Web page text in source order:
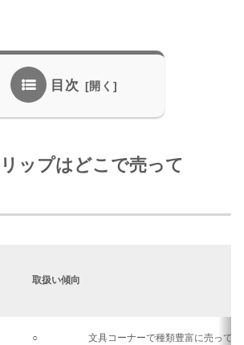
目次
ップはどこで売って
取扱い傾向
○ 文具コーナーで種類豊富に売って